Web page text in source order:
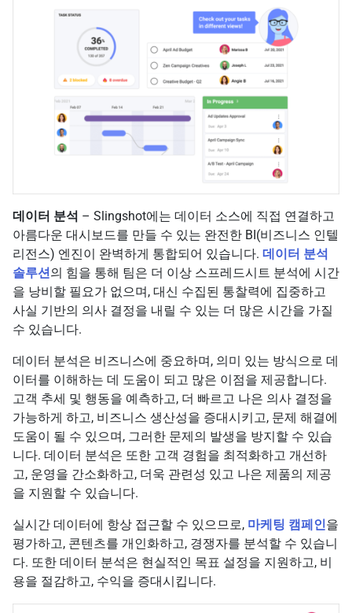
데이터 분석 – Slingshot에는 데이터 소스에 직접 연결하고
아름다운 대시보드를 만들 수 있는 완전한 BI(비즈니스 인텔
리전스) 엔진이 완벽하게 통합되어 있습니다. 데이터 분석
솔루션의 힘을 통해 팀은 더 이상 스프레드시트 분석에 시간
을 낭비할 필요가 없으며, 대신 수집된 통찰력에 집중하고
사실 기반의 의사 결정을 내릴 수 있는 더 많은 시간을 가질
수 있습니다.
데이터 분석은 비즈니스에 중요하며, 의미 있는 방식으로 데
이터를 이해하는 데 도움이 되고 많은 이점을 제공합니다.
고객 추세 및 행동을 예측하고, 더 빠르고 나은 의사 결정을
가능하게 하고, 비즈니스 생산성을 증대시키고, 문제 해결에
도움이 될 수 있으며, 그러한 문제의 발생을 방지할 수 있습
니다. 데이터 분석은 또한 고객 경험을 최적화하고 개선하
고, 운영을 간소화하고, 더욱 관련성 있고 나은 제품의 제공
을 지원할 수 있습니다.
실시간 데이터에 항상 접근할 수 있으므로, 마케팅 캠페인을
평가하고, 콘텐츠를 개인화하고, 경쟁자를 분석할 수 있습니
다. 또한 데이터 분석은 현실적인 목표 설정을 지원하고, 비
용을 절감하고, 수익을 증대시킵니다.